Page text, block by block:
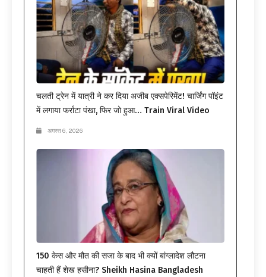
चलती ट्रेन में यात्री ने कर दिया अजीब एक्सपेरिमेंट! चार्जिंग पॉइंट
में लगाया फर्राटा पंखा, फिर जो हुआ… Train Viral Video
अगस्त 6, 2026
150 केस और मौत की सजा के बाद भी क्यों बांग्लादेश लौटना
चाहती हैं शेख हसीना? Sheikh Hasina Bangladesh